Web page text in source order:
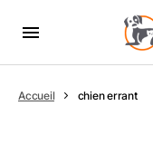
Accueil chien errant